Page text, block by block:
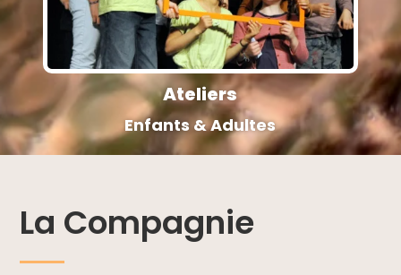
Ateliers
Enfants & Adultes
La Compagnie